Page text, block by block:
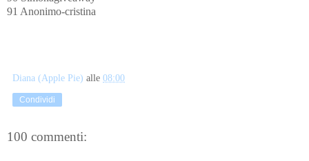
91 Anonimo-cristina
Diana (Apple Pie) alle 08:00
Condividi
100 commenti: